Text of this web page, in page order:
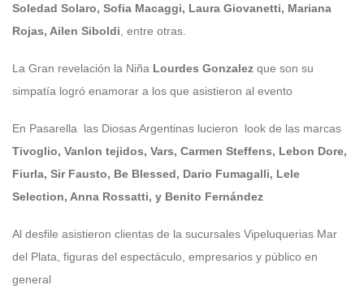
Soledad Solaro, Sofia Macaggi, Laura Giovanetti, Mariana
Rojas, Ailen Siboldi , entre otras.
La Gran revelación la Niña Lourdes Gonzalez que son su
simpatía logró enamorar a los que asistieron al evento
En Pasarella las Diosas Argentinas lucieron look de las marcas
Tivoglio, Vanlon tejidos, Vars, Carmen Steffens, Lebon Dore,
Fiurla, Sir Fausto, Be Blessed, Dario Fumagalli, Lele
Selection, Anna Rossatti, y Benito Fernández
Al desfile asistieron clientas de la sucursales Vipeluquerias Mar
del Plata, figuras del espectáculo, empresarios y público en
general